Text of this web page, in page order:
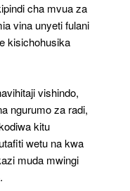
cha mvua za
vina unyeti fulani
kisichohusika
vishindo,
ngurumo za radi,
kitu
wetu na kwa
muda mwingi